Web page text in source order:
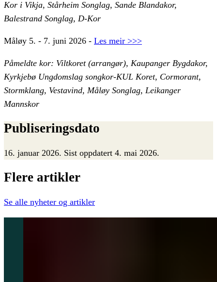
Kor i Vikja, Stårheim Songlag, Sande Blandakor,
Balestrand Songlag, D-Kor
Måløy 5. - 7. juni 2026 - Les meir >>>
Påmeldte kor: Viltkoret (arrangør), Kaupanger Bygdakor,
Kyrkjebø Ungdomslag songkor-KUL Koret, Cormorant,
Stormklang, Vestavind, Måløy Songlag, Leikanger
Mannskor
Publiseringsdato
16. januar 2026. Sist oppdatert 4. mai 2026.
Flere artikler
Se alle nyheter og artikler